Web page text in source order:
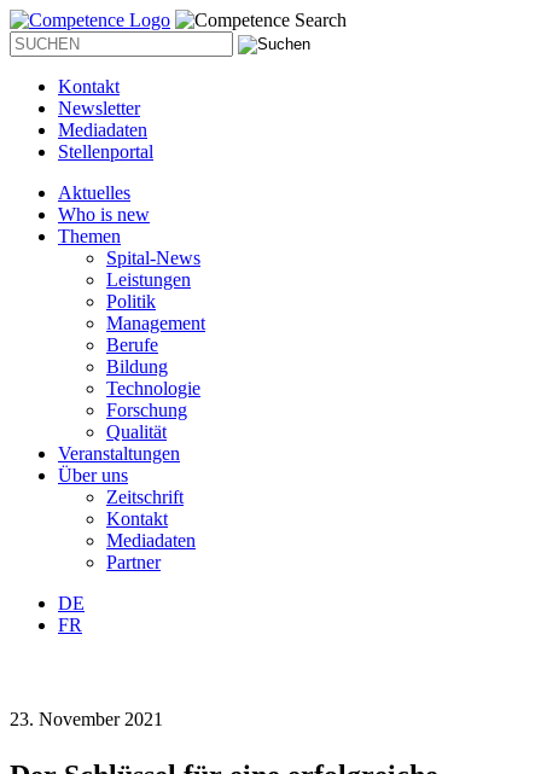
Kontakt
Newsletter
Mediadaten
Stellenportal
Aktuelles
Who is new
Themen
Spital-News
Leistungen
Politik
Management
Berufe
Bildung
Technologie
Forschung
Qualität
Veranstaltungen
Über uns
Zeitschrift
Kontakt
Mediadaten
Partner
DE
FR
23. November 2021